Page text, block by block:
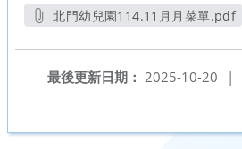
北門幼兒園114.11月月菜單.pdf
最後更新日期： 2025-10-20
|